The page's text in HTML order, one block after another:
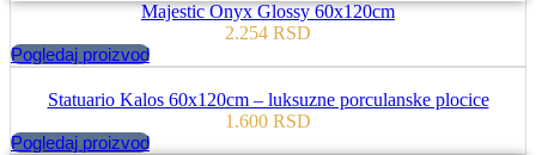
Majestic Onyx Glossy 60x120cm
2.254 RSD
Pogledaj proizvod
Statuario Kalos 60x120cm – luksuzne porculanske plocice
1.600 RSD
Pogledaj proizvod